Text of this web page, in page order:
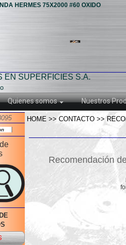
HERMES 75X2000 #60 OXIDO
EN SUPERFICIES S.A.
Quienes somos Nuestros
Recomendación
HOME >> CONTACTO >>